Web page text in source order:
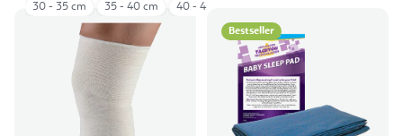
30 - 35 cm 35 - 40 cm 40 - 45 cm
Bestseller